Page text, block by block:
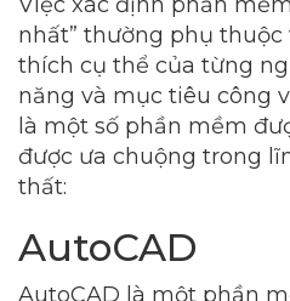
nhất” thường phụ thuộc
thích cụ thể của từng
năng và mục tiêu công
là một số phần mềm
được ưa chuộng trong
thất:
AutoCAD
AutoCAD là một phần